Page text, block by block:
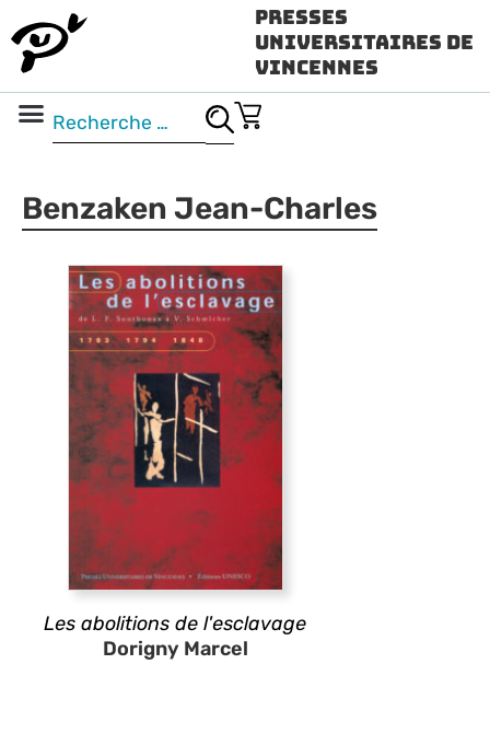
Presses
Universitaires de
Vincennes
Benzaken Jean-Charles
Les abolitions de l'esclavage
Dorigny Marcel